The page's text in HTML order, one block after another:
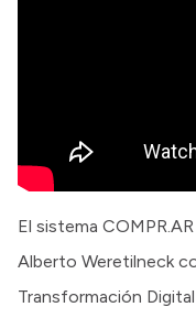
El sistema
Alberto Weretilneck
Transformación